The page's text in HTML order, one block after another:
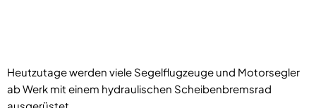
Heutzutage werden viele Segelflugzeuge und Motorsegler
ab Werk mit einem hydraulischen Scheibenbremsrad